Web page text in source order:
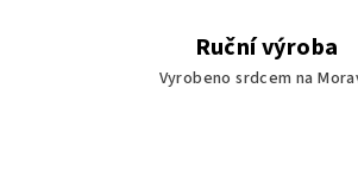
Ruční výroba
Vyrobeno srdcem na